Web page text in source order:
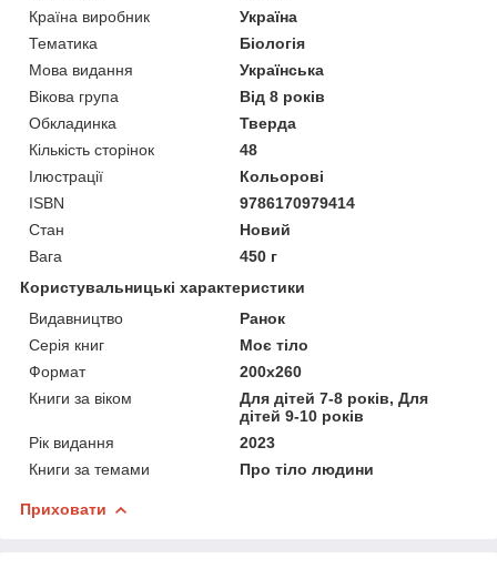
Країна виробник
Україна
Тематика
Біологія
Мова видання
Українська
Вікова група
Від 8 років
Обкладинка
Тверда
Кількість сторінок
48
Ілюстрації
Кольорові
ISBN
9786170979414
Стан
Новий
Вага
450 г
Користувальницькі характеристики
Видавництво
Ранок
Серія книг
Моє тіло
Формат
200x260
Книги за віком
Для дітей 7-8 років, Для
дітей 9-10 років
Рік видання
2023
Книги за темами
Про тіло людини
Приховати